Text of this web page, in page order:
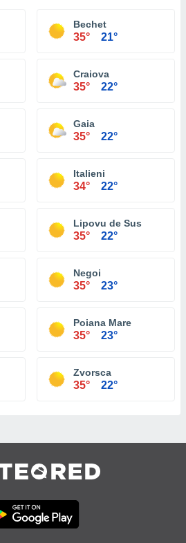
Bechet
35° 21°
Craiova
35° 22°
Gaia
35° 22°
Italieni
34° 22°
Lipovu de Sus
35° 22°
Negoi
35° 23°
Poiana Mare
35° 23°
Zvorsca
35° 22°